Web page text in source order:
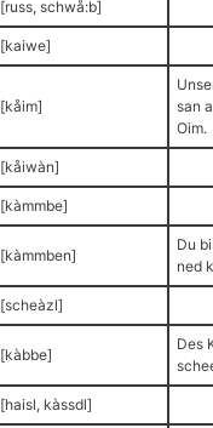
[russ, schwå:b]
[kaiwe]
[kåim]
san
Oim.
[kåiwàn]
[kàmmbe]
[kàmmben]
Du
ned
[scheàzl]
[kàbbe]
Des
[haisl, kàssdl]